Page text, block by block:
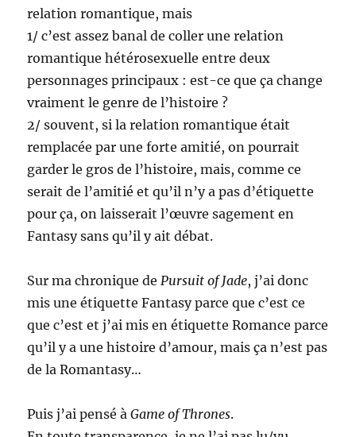
relation romantique, mais
1/ c’est assez banal de coller une relation
romantique hétérosexuelle entre deux
personnages principaux : est-ce que ça change
vraiment le genre de l’histoire ?
2/ souvent, si la relation romantique était
remplacée par une forte amitié, on pourrait
garder le gros de l’histoire, mais, comme ce
serait de l’amitié et qu’il n’y a pas d’étiquette
pour ça, on laisserait l’œuvre sagement en
Fantasy sans qu’il y ait débat.
Sur ma chronique de Pursuit of Jade, j’ai donc
mis une étiquette Fantasy parce que c’est ce
que c’est et j’ai mis en étiquette Romance parce
qu’il y a une histoire d’amour, mais ça n’est pas
de la Romantasy…
Puis j’ai pensé àGame of Thrones.